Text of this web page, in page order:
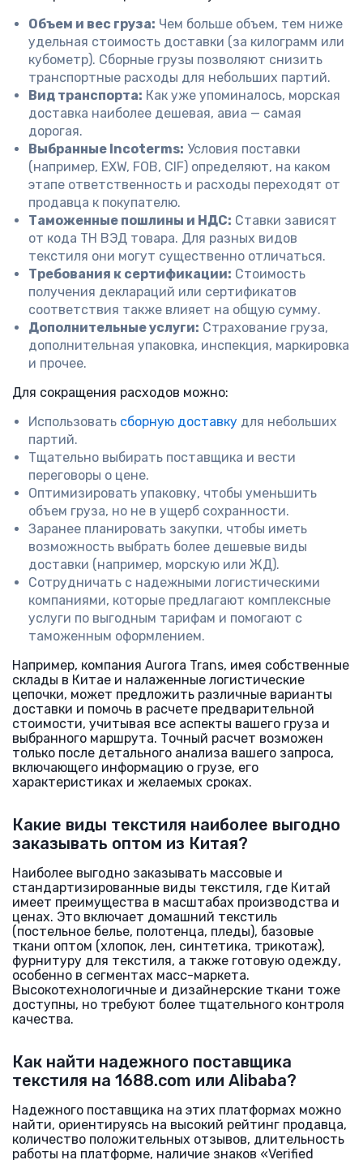
Объем и вес груза: Чем больше объем, тем ниже
удельная стоимость доставки (за килограмм или
кубометр). Сборные грузы позволяют снизить
транспортные расходы для небольших партий.
Вид транспорта: Как уже упоминалось, морская
доставка наиболее дешевая, авиа — самая
дорогая.
Выбранные Incoterms: Условия поставки
(например, EXW, FOB, CIF) определяют, на каком
этапе ответственность и расходы переходят от
продавца к покупателю.
Таможенные пошлины и НДС: Ставки зависят
от кода ТН ВЭД товара. Для разных видов
текстиля они могут существенно отличаться.
Требования к сертификации: Стоимость
получения деклараций или сертификатов
соответствия также влияет на общую сумму.
Дополнительные услуги: Страхование груза,
дополнительная упаковка, инспекция, маркировка
и прочее.
Для сокращения расходов можно:
Использовать сборную доставку для небольших
партий.
Тщательно выбирать поставщика и вести
переговоры о цене.
Оптимизировать упаковку, чтобы уменьшить
объем груза, но не в ущерб сохранности.
Заранее планировать закупки, чтобы иметь
возможность выбрать более дешевые виды
доставки (например, морскую или ЖД).
Сотрудничать с надежными логистическими
компаниями, которые предлагают комплексные
услуги по выгодным тарифам и помогают с
таможенным оформлением.
Например, компания Aurora Trans, имея собственные
склады в Китае и налаженные логистические
цепочки, может предложить различные варианты
доставки и помочь в расчете предварительной
стоимости, учитывая все аспекты вашего груза и
выбранного маршрута. Точный расчет возможен
только после детального анализа вашего запроса,
включающего информацию о грузе, его
характеристиках и желаемых сроках.
Какие виды текстиля наиболее выгодно
заказывать оптом из Китая?
Наиболее выгодно заказывать массовые и
стандартизированные виды текстиля, где Китай
имеет преимущества в масштабах производства и
ценах. Это включает домашний текстиль
(постельное белье, полотенца, пледы), базовые
ткани оптом (хлопок, лен, синтетика, трикотаж),
фурнитуру для текстиля, а также готовую одежду,
особенно в сегментах масс-маркета.
Высокотехнологичные и дизайнерские ткани тоже
доступны, но требуют более тщательного контроля
качества.
Как найти надежного поставщика
текстиля на 1688.com или Alibaba?
Надежного поставщика на этих платформах можно
найти, ориентируясь на высокий рейтинг продавца,
количество положительных отзывов, длительность
работы на платформе, наличие знаков «Verified